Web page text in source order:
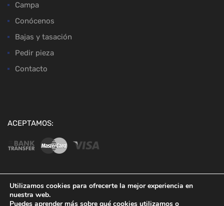
Campa
Conócenos
Bajas y tasación
Pedir pieza
Contacto
ACEPTAMOS:
Utilizamos cookies para ofrecerte la mejor experiencia en
nuestra web.
Puedes aprender más sobre qué cookies utilizamos o